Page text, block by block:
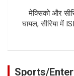
मेक्सिको और
घायल, सीरिया में
Sports/